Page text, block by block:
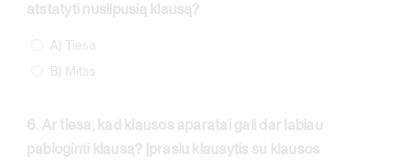
atstatyti nusilpusią klausą?
A) Tiesa
B) Mitas
6. Ar tiesa, kad klausos aparatai gali dar labiau
pabloginti klausą? Įprasiu klausytis su klausos